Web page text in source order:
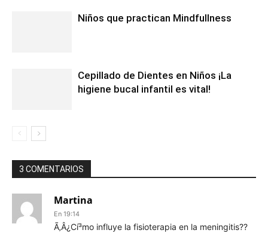
Niños que practican Mindfullness
Cepillado de Dientes en Niños ¡La
higiene bucal infantil es vital!
3 COMENTARIOS
Martina
En 19:14
Ã‚Â¿Cí³mo influye la fisioterapia en la meningitis??